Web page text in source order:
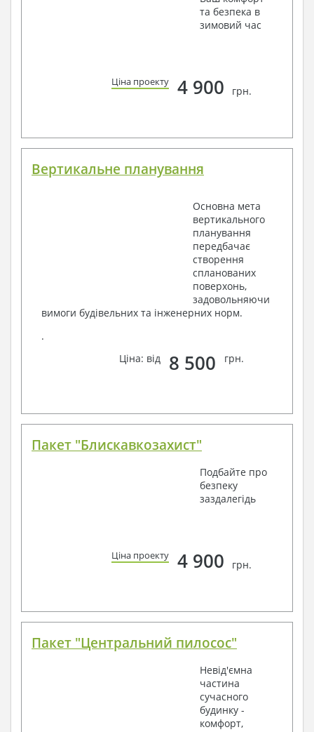
та безпека в
зимовий час
Ціна проекту 4 900 грн.
Вертикальне планування
Основна мета
вертикального
планування
передбачає
створення
спланованих
поверхонь,
задовольняючи
вимоги будівельних та інженерних норм.
.
Ціна: від
8 500 грн.
Пакет "Блискавкозахист"
Подбайте про
безпеку
заздалегідь
Ціна проекту 4 900 грн.
Пакет "Центральний пилосос"
Невід'ємна
частина
сучасного
будинку -
комфорт,